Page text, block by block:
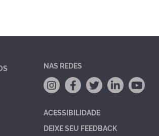
NAS REDES
ACESSIBILIDADE
DEIXE SEU FEEDBACK